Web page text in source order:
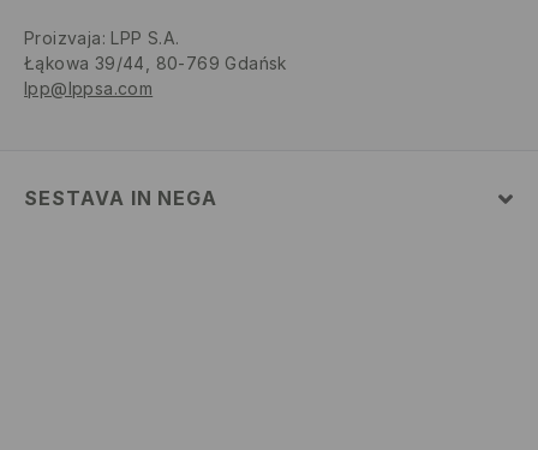
Proizvaja: LPP S.A.
Łąkowa 39/44, 80-769 Gdańsk
lpp@lppsa.com
SESTAVA IN NEGA